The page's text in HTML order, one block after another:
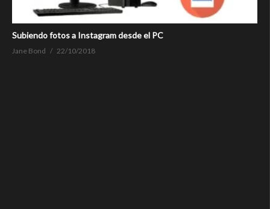
Subiendo fotos a Instagram desde el PC
Jane Bond 22/10/2018